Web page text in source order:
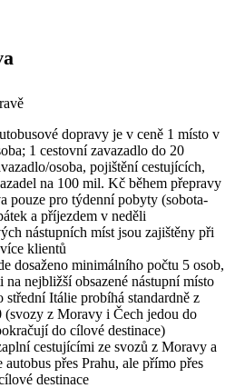
dopravy je v ceně 1 místo v
1 cestovní zavazadlo do 20
osoba, pojištění cestujících,
na 100 mil. Kč během přepravy
pouze pro týdenní pobyty (sobota-
a příjezdem v neděli
nástupních míst jsou zajištěny při
klientů
dosaženo minimálního počtu 5 osob,
nejbližší obsazené nástupní místo
střední Itálie probíhá standardně z
(svozy z Moravy i Čech jedou do
do cílové destinace)
cestujícími ze svozů z Moravy a
přes Prahu, ale přímo přes
destinace